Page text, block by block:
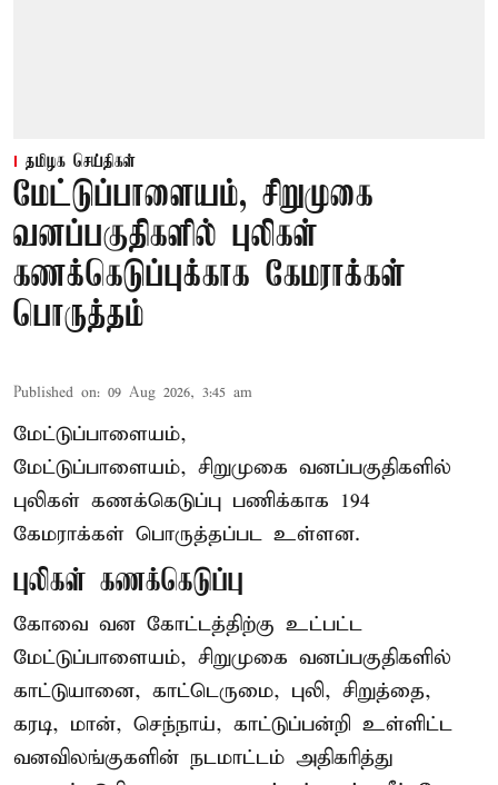
தமிழக செய்திகள்
மேட்டுப்பாளையம், சிறுமுகை
வனப்பகுதிகளில் புலிகள்
கணக்கெடுப்புக்காக கேமராக்கள்
பொருத்தம்
Published on: 09 Aug 2026, 3:45 am
மேட்டுப்பாளையம்,
மேட்டுப்பாளையம், சிறுமுகை வனப்பகுதிகளில்
புலிகள் கணக்கெடுப்பு பணிக்காக 194
கேமராக்கள் பொருத்தப்பட உள்ளன.
புலிகள் கணக்கெடுப்பு
கோவை வன கோட்டத்திற்கு உட்பட்ட
மேட்டுப்பாளையம், சிறுமுகை வனப்பகுதிகளில்
காட்டுயானை, காட்டெருமை, புலி, சிறுத்தை,
கரடி, மான், செந்நாய், காட்டுப்பன்றி உள்ளிட்ட
வனவிலங்குகளின் நடமாட்டம் அதிகரித்து